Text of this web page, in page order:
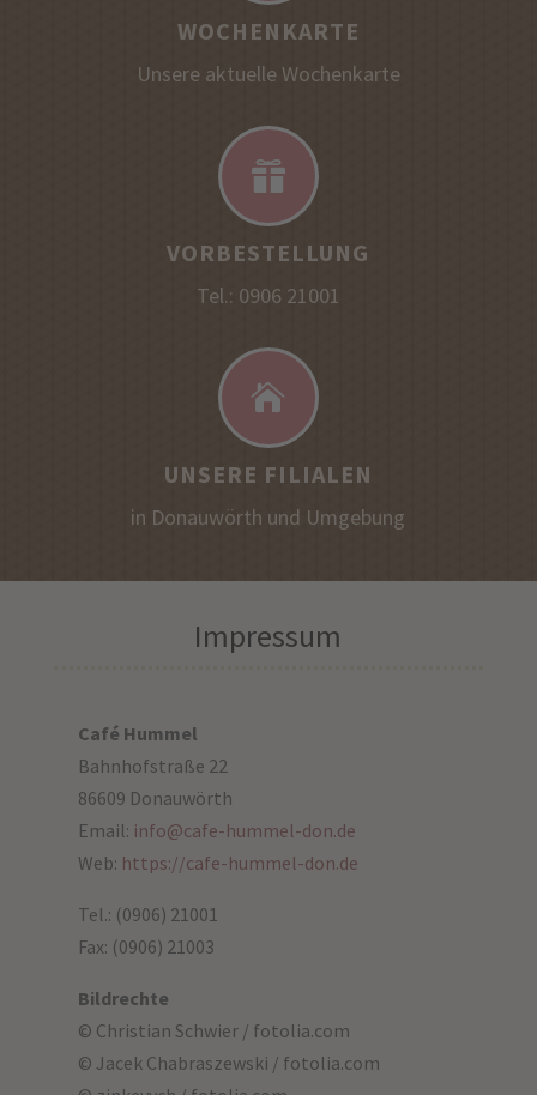
WOCHENKARTE
Unsere aktuelle Wochenkarte

VORBESTELLUNG
Tel.: 0906 21001

UNSERE FILIALEN
in Donauwörth und Umgebung
Impressum
Café Hummel
Bahnhofstraße 22
86609 Donauwörth
Email: info@cafe-hummel-don.de
Web: https://cafe-hummel-don.de
Tel.: (0906) 21001
Fax: (0906) 21003
Bildrechte
© Christian Schwier / fotolia.com
© Jacek Chabraszewski / fotolia.com